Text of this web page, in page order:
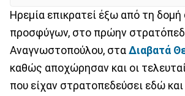
Ηρεμία επικρατεί έξω από τη δομή
προσφύγων, στο πρώην
Αναγνωστοπούλου, στα Διαβατά
καθώς αποχώρησαν και οι
που είχαν στρατοπεδεύσει εδώ